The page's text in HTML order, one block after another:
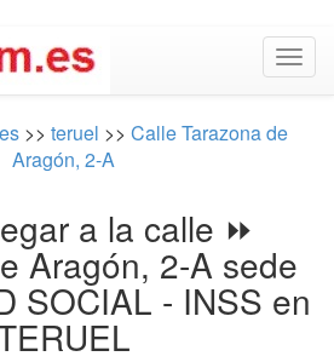
>> teruel >> Calle Tarazona de
Aragón, 2-A
a la calle ⏩
Aragón, 2-A sede
SOCIAL - INSS en